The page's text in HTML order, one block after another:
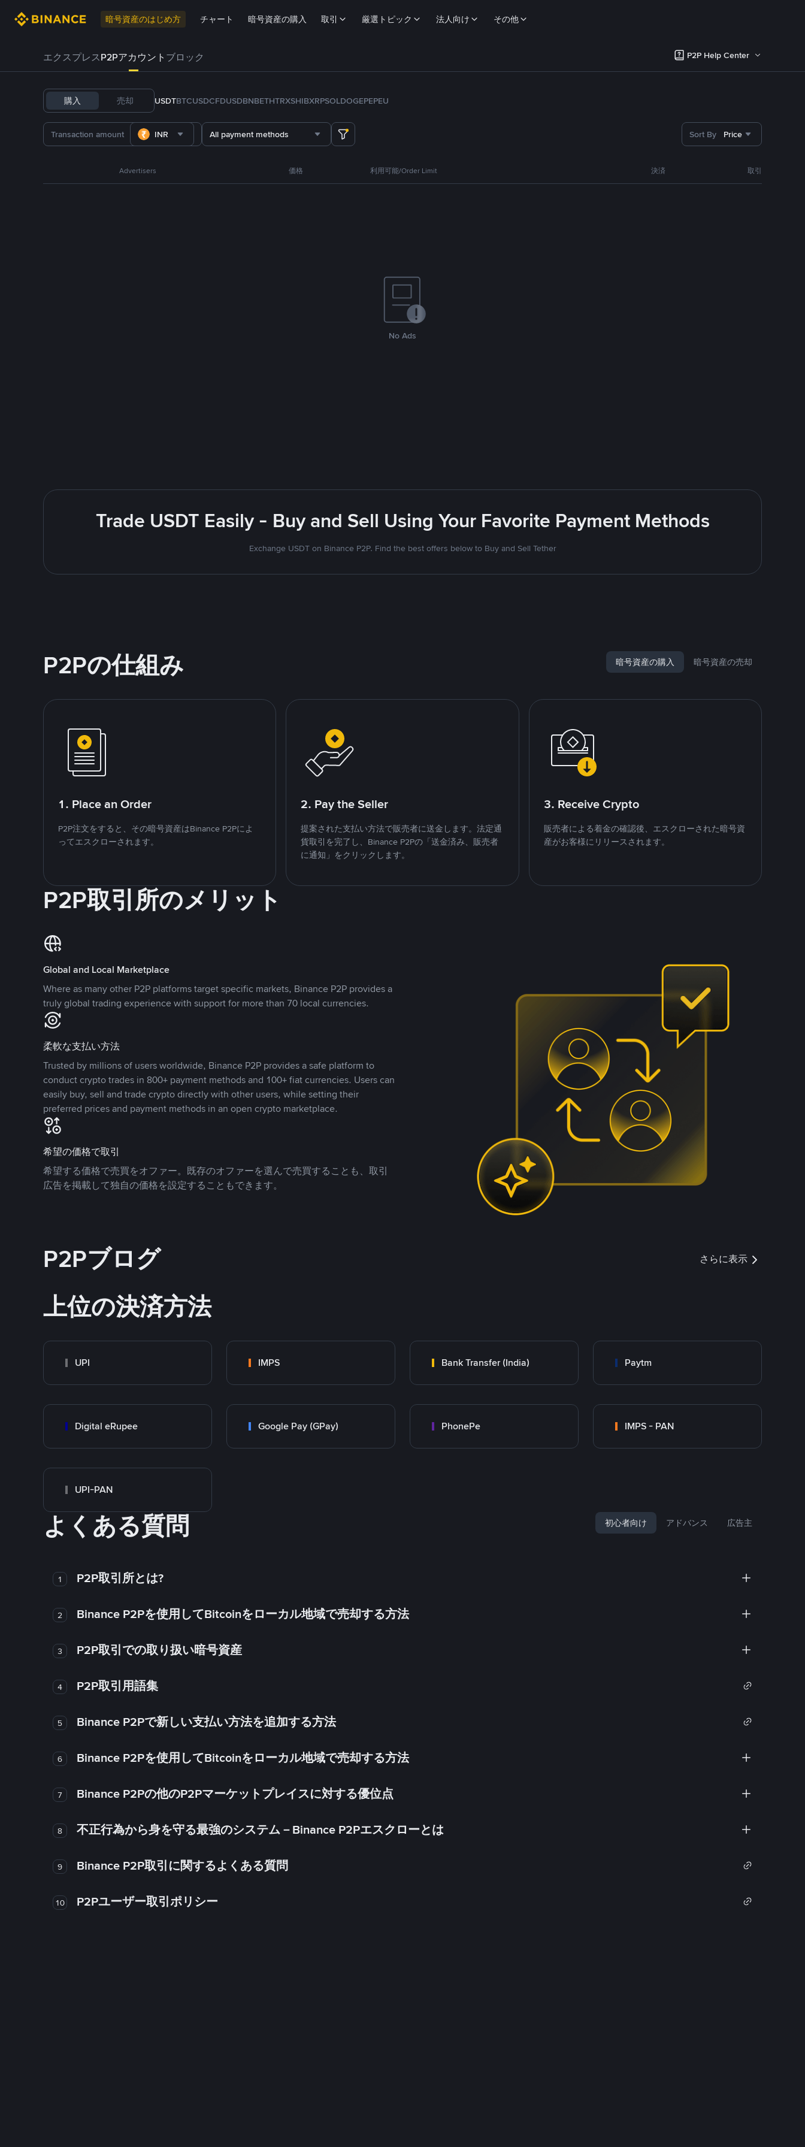
暗号資産のはじめ方 チャート 暗号資産の購入 取引 厳選トピック 法人向け その他
エクスプレスP2Pアカウント ブロック P2P Help Center
購入 売却 USDTBTCUSDCFDUSDBNBETHTRXSHIBXRPSOLDOGEPEPEU
INR All payment methods Sort By Price
Advertisers 価格 利用可能/Order Limit 決済 取引
No Ads
Trade USDT Easily - Buy and Sell Using Your Favorite Payment Methods
Exchange USDT on Binance P2P. Find the best offers below to Buy and Sell Tether
P2Pの仕組み 暗号資産の購入 暗号資産の売却
1. Place an Order
P2P注文をすると、その暗号資産はBinance P2Pによ
ってエスクローされます。
2. Pay the Seller
提案された支払い方法で販売者に送金します。法定通
貨取引を完了し、Binance P2Pの「送金済み、販売者
に通知」をクリックします。
3. Receive Crypto
販売者による着金の確認後、エスクローされた暗号資
産がお客様にリリースされます。
P2P取引所のメリット
Global and Local Marketplace
Where as many other P2P platforms target specific markets, Binance P2P provides a
truly global trading experience with support for more than 70 local currencies.
柔軟な支払い方法
Trusted by millions of users worldwide, Binance P2P provides a safe platform to
conduct crypto trades in 800+ payment methods and 100+ fiat currencies. Users can
easily buy, sell and trade crypto directly with other users, while setting their
preferred prices and payment methods in an open crypto marketplace.
希望の価格で取引
希望する価格で売買をオファー。既存のオファーを選んで売買することも、取引
広告を掲載して独自の価格を設定することもできます。
P2Pブログ さらに表示
上位の決済方法
UPI IMPS Bank Transfer (India) Paytm
Digital eRupee Google Pay (GPay) PhonePe IMPS - PAN
UPI-PAN
よくある質問 初心者向け アドバンス 広告主
1 P2P取引所とは?
2 Binance P2Pを使用してBitcoinをローカル地域で売却する方法
3 P2P取引での取り扱い暗号資産
4 P2P取引用語集
5 Binance P2Pで新しい支払い方法を追加する方法
6 Binance P2Pを使用してBitcoinをローカル地域で売却する方法
7 Binance P2Pの他のP2Pマーケットプレイスに対する優位点
8 不正行為から身を守る最強のシステム－Binance P2Pエスクローとは
9 Binance P2P取引に関するよくある質問
10 P2Pユーザー取引ポリシー